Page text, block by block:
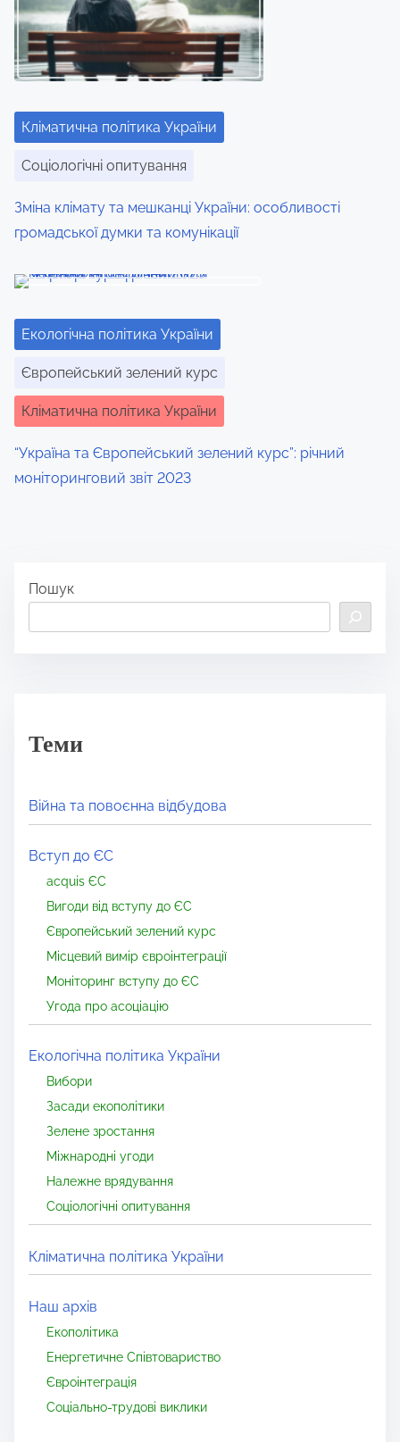
Кліматична політика України
Соціологічні опитування
Зміна клімату та мешканці України: особливості
громадської думки та комунікації
Екологічна політика України
Європейський зелений курс
Кліматична політика України
“Україна та Європейський зелений курс”: річний
моніторинговий звіт 2023
Пошук
Теми
Війна та повоєнна відбудова
Вступ до ЄС
acquis ЄС
Вигоди від вступу до ЄС
Європейський зелений курс
Місцевий вимір євроінтеграції
Моніторинг вступу до ЄС
Угода про асоціацію
Екологічна політика України
Вибори
Засади екополітики
Зелене зростання
Міжнародні угоди
Належне врядування
Соціологічні опитування
Кліматична політика України
Наш архів
Екополітика
Енергетичне Співтовариство
Євроінтеграція
Соціально-трудові виклики